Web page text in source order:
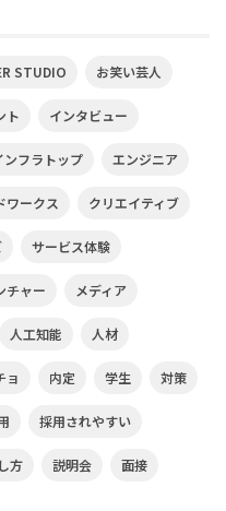
STUDIO お笑い芸人
ト インタビュー
ンフラトップ エンジニア
ワークス クリエイティブ
サービス体験
チャー メディア
人工知能 人材
ョ 内定 学生 対策
採用されやすい
方 説明会 面接